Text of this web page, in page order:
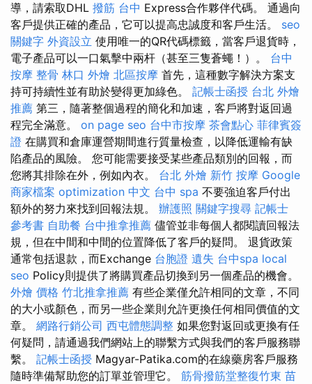
導，請索取DHL 撥筋 台中 Express合作夥伴代碼。 通過向
客戶提供正確的產品，它可以提高忠誠度和客戶生活。 seo
關鍵字 外資設立 使用唯一的QR代碼標籤，當客戶退貨時，
電子產品可以一口氣擊中兩杆（甚至三隻蒼蠅！）。 台中
按摩 整骨 林口 外燴 北區按摩 首先，這種數字解決方案支
持可持續性並有助於變得更加綠色。 記帳士函授 台北 外燴
推薦 第三，隨著整個過程的簡化和加速，客戶將對返回過
程完全滿意。 on page seo 台中市按摩 茶會點心 菲律賓簽
證 在購買和倉庫運營期間進行質量檢查，以降低運輸有缺
陷產品的風險。 您可能需要接受某些產品類別的回報，而
您將其排除在外，例如內衣。 台北 外燴 新竹 按摩 Google
商家檔案 optimization 中文 台中 spa 不要強迫客戶付出
額外的努力來找到回報法規。 辦護照 關鍵字搜尋 記帳士
參考書 自助餐 台中推拿推薦 儘管並非每個人都閱讀回報法
規，但在中間和中間的位置降低了客戶的疑問。 退貨政策
通常包括退款，而Exchange 台胞證 遺失 台中spa local
seo Policy則提供了將購買產品切換到另一個產品的機會。
外燴 價格 竹北推拿推薦 有些企業僅允許相同的文章，不同
的大小或顏色，而另一些企業則允許更換任何相同價值的文
章。 網路行銷公司 西屯體態調整 如果您對返回或更換有任
何疑問，請通過我們網站上的聯繫方式與我們的客戶服務聯
繫。 記帳士函授 Magyar-Patika.com的在線藥房客戶服務
隨時準備幫助您的訂單並管理它。 筋骨撥筋堂整復竹東 苗